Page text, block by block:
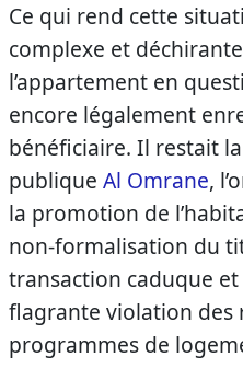
Ce qui rend cette
complexe et
l’appartement en
encore légalement
bénéficiaire. Il restait
publique Al Omrane,
la promotion de
non-formalisation du
transaction caduque
flagrante violation des
programmes de